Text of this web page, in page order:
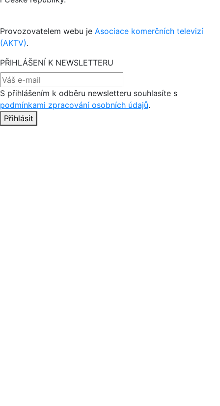
Provozovatelem webu je Asociace komerčních televizí
(AKTV).
PŘIHLÁŠENÍ K NEWSLETTERU
S přihlášením k odběru newsletteru souhlasíte s
podmínkami zpracování osobních údajů.
Přihlásit